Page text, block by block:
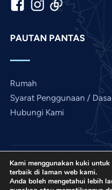
PAUTAN PANTAS
Rumah
Syarat Penggunaan /
Hubungi Kami
Love France ialah
Connect, EIN bukan
Kami menggunakan kuki
terbaik di laman web kami.
Anda boleh mengetahui lebih